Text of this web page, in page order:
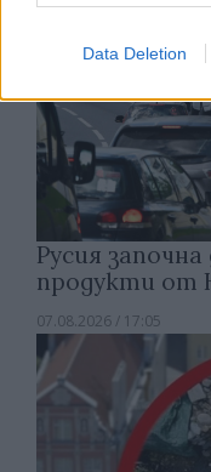
Data Deletion
Русия
продукти от
07.08.2026 / 17:05